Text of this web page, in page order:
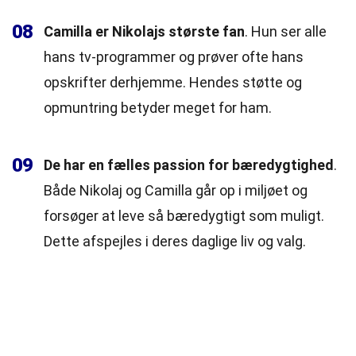
08 Camilla er Nikolajs største fan. Hun ser alle
hans tv-programmer og prøver ofte hans
opskrifter derhjemme. Hendes støtte og
opmuntring betyder meget for ham.
09 De har en fælles passion for bæredygtighed .
Både Nikolaj og Camilla går op i miljøet og
forsøger at leve så bæredygtigt som muligt.
Dette afspejles i deres daglige liv og valg.